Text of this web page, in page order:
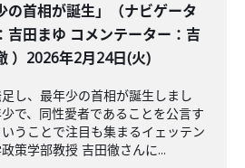
の首相が誕生」（ナビゲータ
吉田まゆ コメンテーター：吉
）2026年2月24日(火)
し、最年少の首相が誕生しまし
で、同性愛者であることを公言す
うことで注目も集まるイェッテン
策学部教授 吉田徹さんに...